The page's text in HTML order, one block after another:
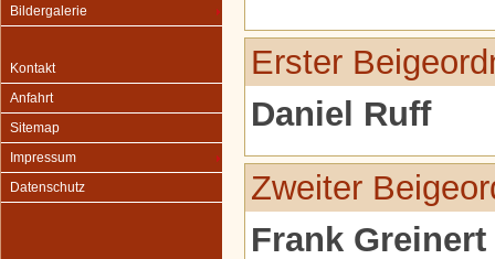
Bildergalerie
Kontakt
Anfahrt
Sitemap
Impressum
Datenschutz
Erster
Daniel Ruff
Zweiter
Frank Greinert